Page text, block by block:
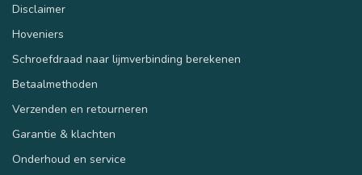
Disclaimer
Hoveniers
Schroefdraad naar lijmverbinding berekenen
Betaalmethoden
Verzenden en retourneren
Garantie & klachten
Onderhoud en service